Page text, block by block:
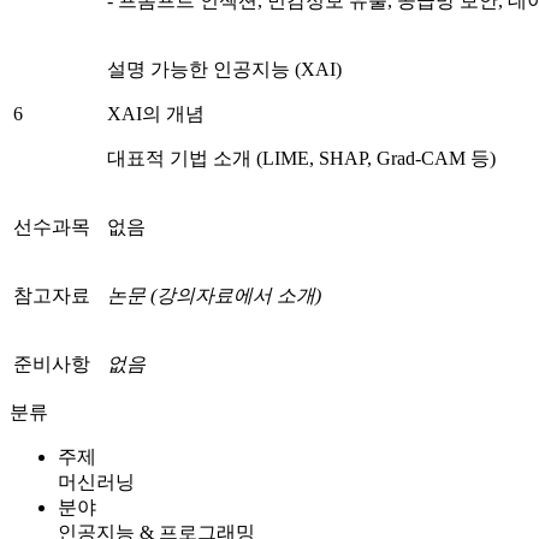
6
설명 가능한 인공지능 (XAI)
XAI의 개념
대표적 기법 소개 (LIME, SHAP, Grad-CAM 등)
선수과목 없음
참고자료 논문 (강의자료에서 소개)
준비사항 없음
분류
주제
머신러닝
분야
인공지능 & 프로그래밍